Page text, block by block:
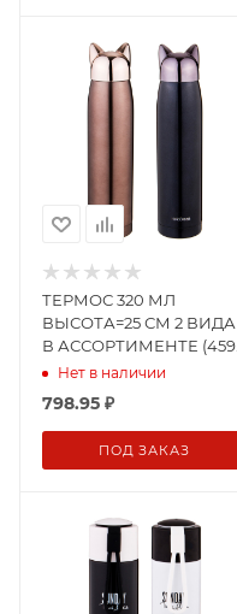
ТЕРМОС 320 МЛ
ВЫСОТА=25 СМ 2 ВИДА
В АССОРТИМЕНТЕ (459-
303)Нет в наличии
798.95 ₽
ПОД ЗАКАЗ